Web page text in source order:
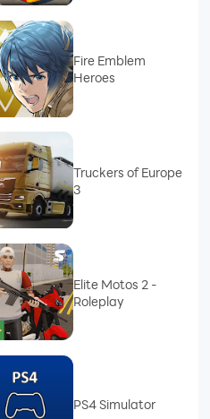
Fire Emblem
Heroes
Truckers of Europe
3
Elite Motos 2 -
Roleplay
PS4 Simulator